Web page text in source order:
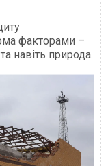
факторами –
навіть природа.